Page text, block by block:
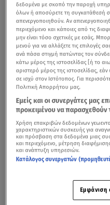
Λήγει η προθεσμία υποβολής των
κοινωνικού τουρισμού / Βίντεο Open
Μέχρι σήμερα Δευτέρα 5/6
αιτήσεις οι δικαιούχοι για
δεδομένα με σκοπό την παροχή
όλων ή αποσύρετε τη συγκατάθεσή
απενεργοποιηθούν. Αν
περιεχόμενο και κάποιες από τις
μην είναι τόσο σχετικές με εσάς.
μενού για να αλλάξετε τις επιλογές
ανά πάσα στιγμή πατώντας τον
κάτω μέρος της ιστοσελίδας [ή το
αριστερό μέρος της ιστοσελίδας,
σε ισχύ στον Ιστότοπος. Για
Πολιτική Απορρήτου μας.
Εμείς και οι συνεργάτες μας
προκειμένου να παρασχεθούν
Χρήση επακριβών δεδομένων
χαρακτηριστικών συσκευής για
και πρόσβαση στα δεδομένα μιας
και περιεχόμενο, μέτρηση
και ανάπτυξη υπηρεσιών.
Κατάλογος συνεργατών
Εμφάνιση